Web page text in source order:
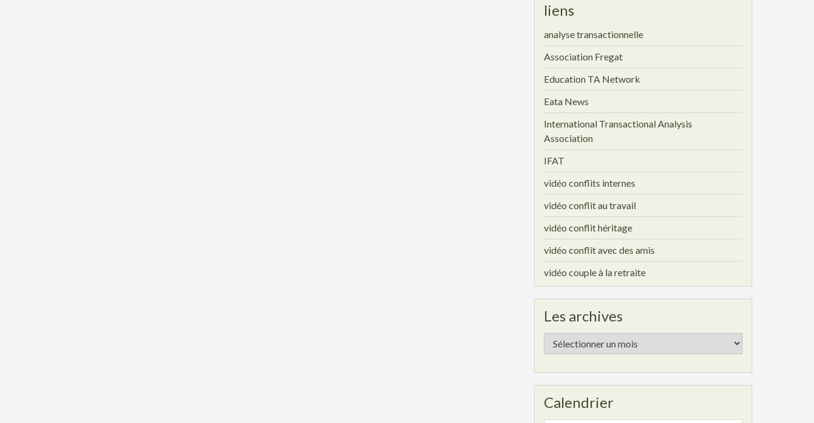
liens
analyse transactionnelle
Association Fregat
Education TA Network
Eata News
International Transactional Analysis
Association
IFAT
vidéo conflits internes
vidéo conflit au travail
vidéo conflit héritage
vidéo conflit avec des amis
vidéo couple à la retraite
Les archives
Les
archives
Calendrier